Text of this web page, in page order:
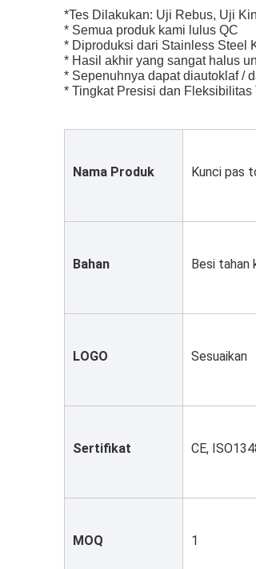
*Tes Dilakukan: Uji Rebus, Uji
* Semua produk kami lulus QC
* Diproduksi dari Stainless Steel
* Hasil akhir yang sangat halus
* Sepenuhnya dapat diautoklaf /
* Tingkat Presisi dan
Nama Produk Kunci pas
Bahan Besi tahan
LOGO Sesuaikan
Sertifikat CE,
MOQ 1